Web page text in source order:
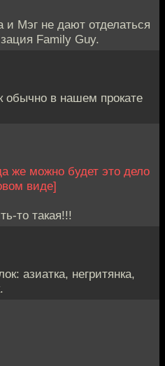
Мэг не дают отделаться
Family Guy.
обычно в нашем прокате
же можно будет это дело
виде]
то такая!!!
азиатка, негритянка,